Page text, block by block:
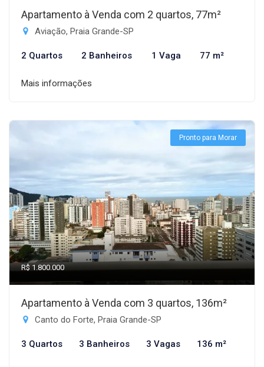
Apartamento à Venda com 2 quartos, 77m²
Aviação, Praia Grande-SP
2 Quartos 2 Banheiros 1 Vaga 77 m²
Mais informações
Pronto para Morar
R$ 1.800.000
Apartamento à Venda com 3 quartos, 136m²
Canto do Forte, Praia Grande-SP
3 Quartos 3 Banheiros 3 Vagas 136 m²